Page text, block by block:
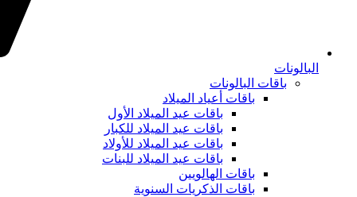
البالونات
باقات البالونات
باقات أعياد الميلاد
باقات عيد الميلاد الأول
باقات عيد الميلاد للكبار
باقات عيد الميلاد للأولاد
باقات عيد الميلاد للبنات
باقات الهالويين
باقات الذكريات السنوية